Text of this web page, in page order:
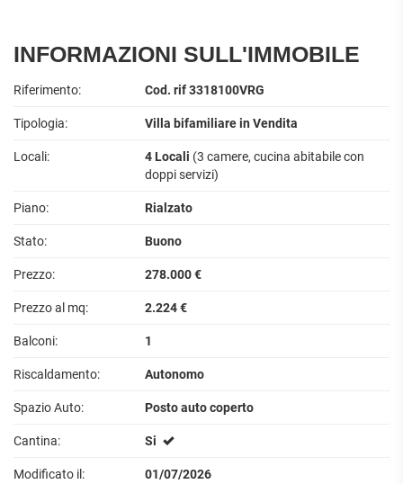
INFORMAZIONI SULL'IMMOBILE
Riferimento: Cod. rif 3318100VRG
Tipologia: Villa bifamiliare in Vendita
Locali: 4 Locali (3 camere, cucina abitabile con
doppi servizi)
Piano: Rialzato
Stato: Buono
Prezzo: 278.000 €
Prezzo al mq: 2.224 €
Balconi: 1
Riscaldamento: Autonomo
Spazio Auto: Posto auto coperto
Cantina: Si
Modificato il: 01/07/2026